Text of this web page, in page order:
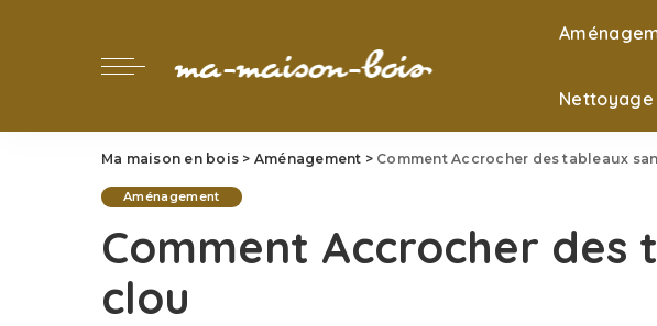
Nettoyage
Ma maison en bois > Aménagement > Comment Accrocher des tableaux
Aménagement
Comment Accrocher des
clou